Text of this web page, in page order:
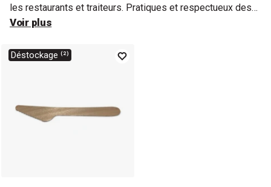
les restaurants et traiteurs. Pratiques et respectueux des
normes alimentaires, proposez une expérience conviviale à
Idéal pour les restaurants et établissements qui font de la
Voir plus
Déstockage ⁽²⁾